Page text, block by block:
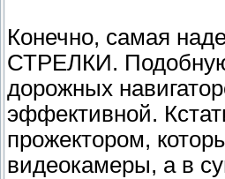
Конечно, самая
СТРЕЛКИ.
дорожных
эффективной.
прожектором,
видеокамеры, а в